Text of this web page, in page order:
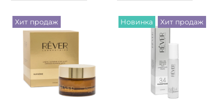
Хит продаж Новинка Хит продаж